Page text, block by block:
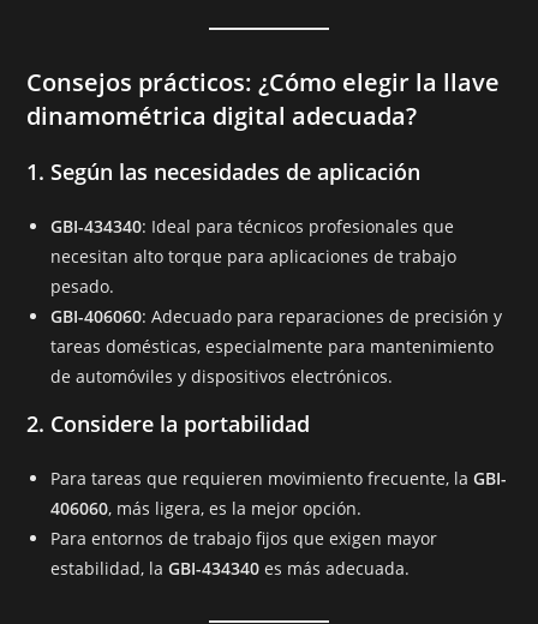
Consejos prácticos: ¿Cómo elegir la llave
dinamométrica digital adecuada?
1. Según las necesidades de aplicación
GBI-434340: Ideal para técnicos profesionales que
necesitan alto torque para aplicaciones de trabajo
pesado.
GBI-406060: Adecuado para reparaciones de precisión y
tareas domésticas, especialmente para mantenimiento
de automóviles y dispositivos electrónicos.
2. Considere la portabilidad
Para tareas que requieren movimiento frecuente, laGBI-
406060, más ligera, es la mejor opción.
Para entornos de trabajo fijos que exigen mayor
estabilidad, laGBI-434340 es más adecuada.